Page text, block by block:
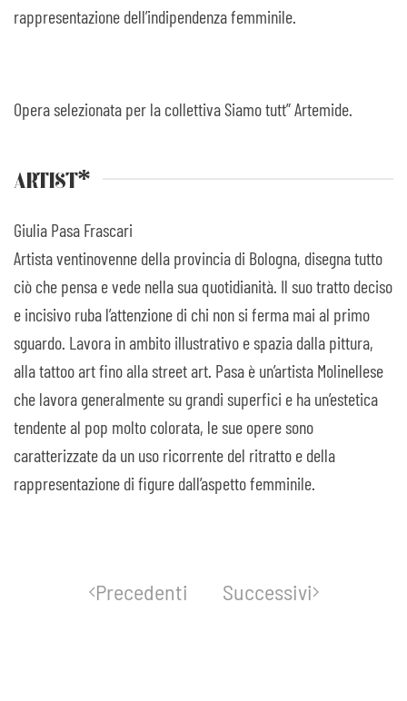
rappresentazione dell’indipendenza femminile.
Opera selezionata per la collettiva Siamo tutt” Artemide.
ARTIST*
Giulia Pasa Frascari
Artista ventinovenne della provincia di Bologna, disegna tutto
ciò che pensa e vede nella sua quotidianità. Il suo tratto deciso
e incisivo ruba l’attenzione di chi non si ferma mai al primo
sguardo. Lavora in ambito illustrativo e spazia dalla pittura,
alla tattoo art fino alla street art. Pasa è un’artista Molinellese
che lavora generalmente su grandi superfici e ha un’estetica
tendente al pop molto colorata, le sue opere sono
caratterizzate da un uso ricorrente del ritratto e della
rappresentazione di figure dall’aspetto femminile.
Precedenti Successivi